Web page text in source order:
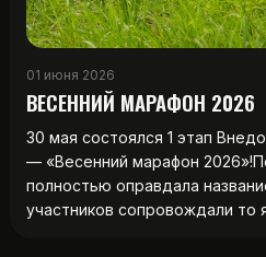
01 июня 2026
ВЕСЕННИЙ МАРАФОН 2026
30 мая состоялся 1 этап
— «Весенний марафон
полностью оправдала
участников сопровождали то